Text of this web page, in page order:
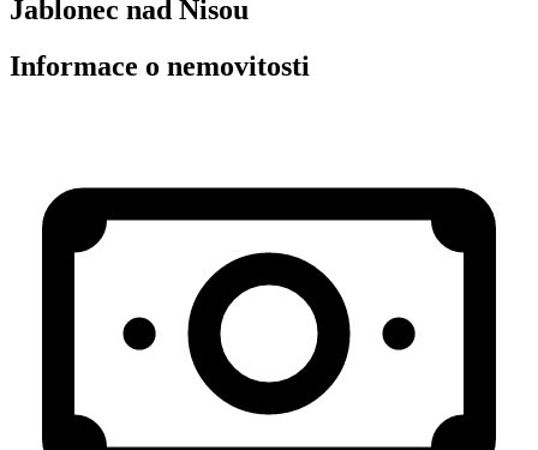
Jablonec nad Nisou
Informace o nemovitosti